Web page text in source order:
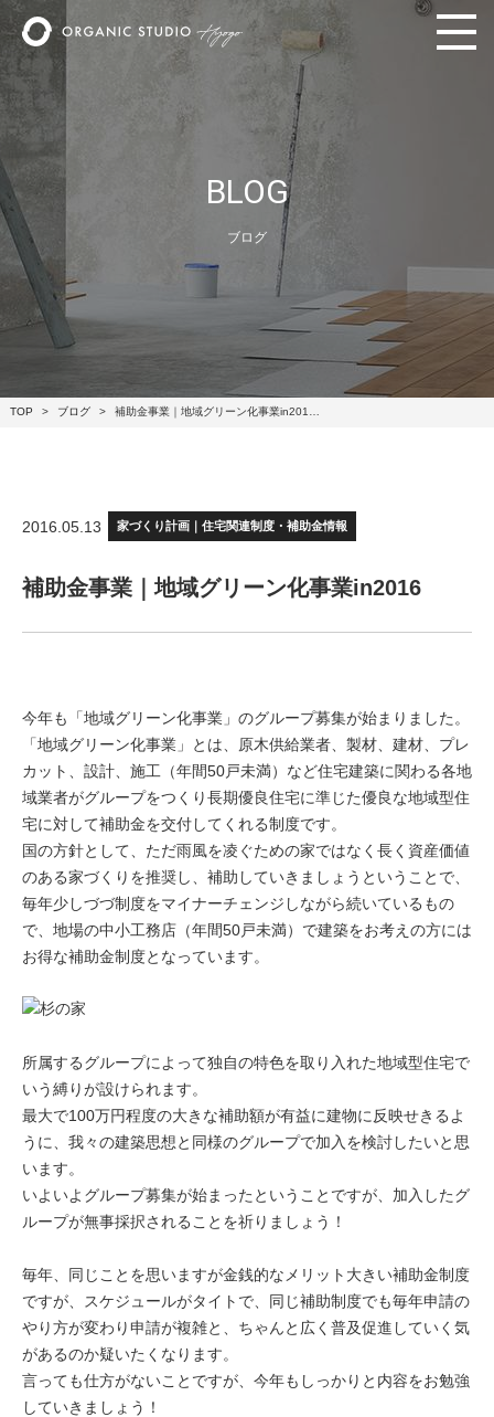
BLOG
ブログ
TOP ブログ 補助金事業｜地域グリーン化事業in201…
2016.05.13 家づくり計画｜住宅関連制度・補助金情報
補助金事業｜地域グリーン化事業in2016
今年も「地域グリーン化事業」のグループ募集が始まりました。
「地域グリーン化事業」とは、原木供給業者、製材、建材、プレ
カット、設計、施工（年間50戸未満）など住宅建築に関わる各地
域業者がグループをつくり長期優良住宅に準じた優良な地域型住
宅に対して補助金を交付してくれる制度です。
国の方針として、ただ雨風を凌ぐための家ではなく長く資産価値
のある家づくりを推奨し、補助していきましょうということで、
毎年少しづづ制度をマイナーチェンジしながら続いているもの
で、地場の中小工務店（年間50戸未満）で建築をお考えの方には
お得な補助金制度となっています。
所属するグループによって独自の特色を取り入れた地域型住宅で
いう縛りが設けられます。
最大で100万円程度の大きな補助額が有益に建物に反映せきるよ
うに、我々の建築思想と同様のグループで加入を検討したいと思
います。
いよいよグループ募集が始まったということですが、加入したグ
ループが無事採択されることを祈りましょう！
毎年、同じことを思いますが金銭的なメリット大きい補助金制度
ですが、スケジュールがタイトで、同じ補助制度でも毎年申請の
やり方が変わり申請が複雑と、ちゃんと広く普及促進していく気
があるのか疑いたくなります。
言っても仕方がないことですが、今年もしっかりと内容をお勉強
していきましょう！